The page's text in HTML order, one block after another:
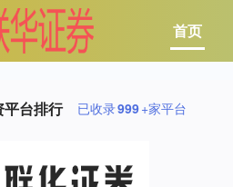
首页
台排行 已收录999+家平台